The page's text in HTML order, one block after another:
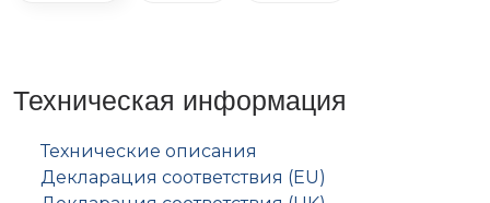
Техническая информация
Технические описания
Декларация соответствия (EU)